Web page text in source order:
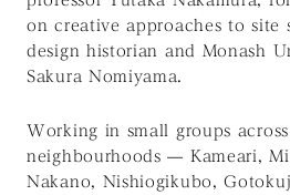
on creative approaches to site
design historian and Monash
Sakura Nomiyama.
Working in small groups
neighbourhoods — Kameari,
Nakano, Nishiogikubo,